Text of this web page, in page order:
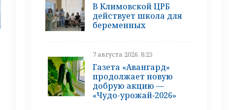
В Климовской ЦРБ
действует школа для
беременных
7 августа 2026, 8:25
Газета «Авангард»
продолжает новую
добрую акцию —
«Чудо-урожай‑2026»